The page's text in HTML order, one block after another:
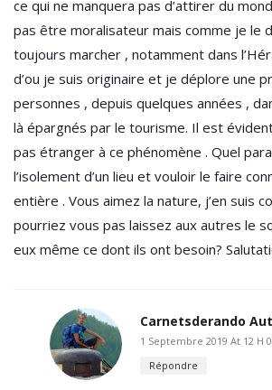
ce qui ne manquera pas d’attirer du
pas être moralisateur mais comme je le
toujours marcher , notamment dans
d’ou je suis originaire et je déplore une
personnes , depuis quelques années ,
là épargnés par le tourisme. Il est
pas étranger à ce phénomène . Quel
l’isolement d’un lieu et vouloir le faire
entière . Vous aimez la nature, j’en suis
pourriez vous pas laissez aux autres le
eux même ce dont ils ont besoin?
Carnetsderando
1 Septembre 2019 At 12 H
Répondre